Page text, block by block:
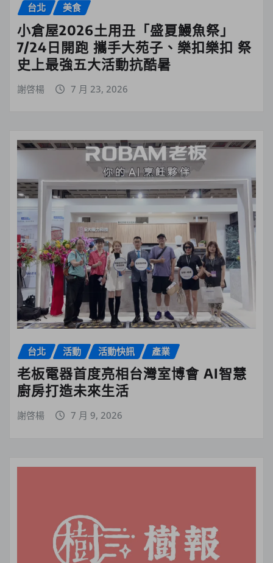
台北 美食
小倉屋2026土用丑「盛夏鰻魚祭」
7/24日開跑 攜手大苑子、樂扣樂扣 祭
史上最強五大活動抗酷暑
謝啓楊 7 月 23, 2026
台北 活動 活動快訊 產業
老板電器首度亮相台灣室博會 AI智慧
廚房打造未來生活
謝啓楊 7 月 9, 2026